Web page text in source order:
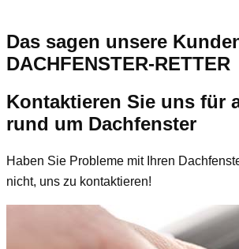
Das sagen unsere
DACHFENSTER-RETTER
Kontaktieren Sie uns für
rund um Dachfenster
Haben Sie Probleme mit Ihren
nicht, uns zu kontaktieren!